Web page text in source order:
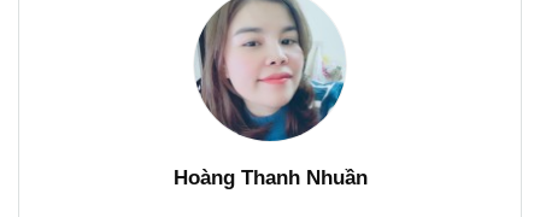
Hoàng Thanh Nhuần